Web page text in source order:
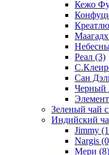
Кежо
Реал (3)
Сан
Черный
Зеленый чай
Индийский
Jimmy
Nargis
Мери (8)